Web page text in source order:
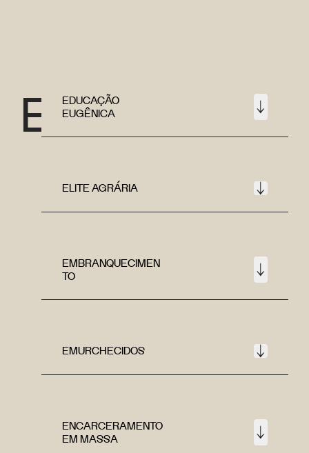
E
EDUCAÇÃO
EUGÊNICA
ELITE AGRÁRIA
EMBRANQUECIMEN
TO
EMURCHECIDOS
ENCARCERAMENTO
EM MASSA